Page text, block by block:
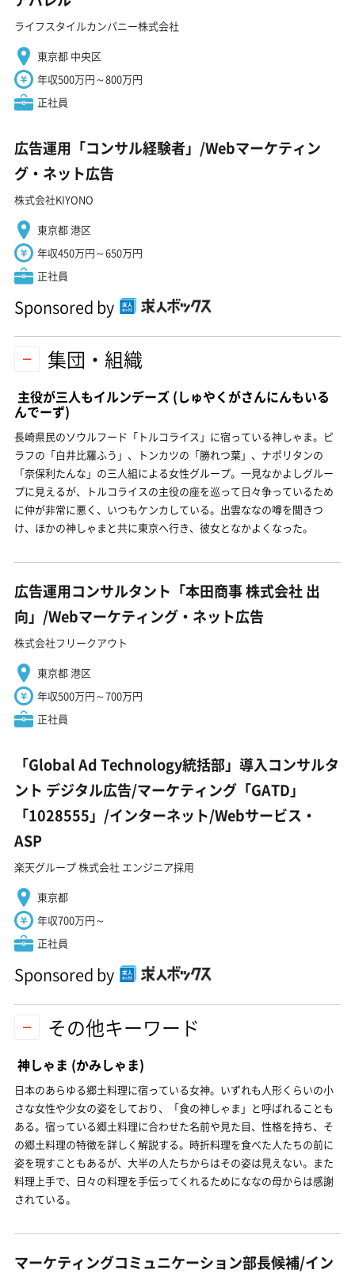
ライフスタイルカンパニー株式会社
東京都 中央区
年収500万円～800万円
正社員
広告運用「コンサル経験者」/Webマーケティン
グ・ネット広告
株式会社KIYONO
東京都 港区
年収450万円～650万円
正社員
Sponsored by
集団・組織
主役が三人もイルンデーズ (しゅやくがさんにんもいる
んでーず)
長崎県民のソウルフード「トルコライス」に宿っている神しゃま。ピ
ラフの「白井比羅ふう」、トンカツの「勝れつ葉」、ナポリタンの
「奈保利たんな」の三人組による女性グループ。一見なかよしグルー
プに見えるが、トルコライスの主役の座を巡って日々争っているため
に仲が非常に悪く、いつもケンカしている。出雲ななの噂を聞きつ
け、ほかの神しゃまと共に東京へ行き、彼女となかよくなった。
広告運用コンサルタント「本田商事 株式会社 出
向」/Webマーケティング・ネット広告
株式会社フリークアウト
東京都 港区
年収500万円～700万円
正社員
「Global Ad Technology統括部」導入コンサルタ
ント デジタル広告/マーケティング「GATD」
「1028555」/インターネット/Webサービス・
ASP
楽天グループ 株式会社 エンジニア採用
東京都
年収700万円～
正社員
Sponsored by
その他キーワード
神しゃま (かみしゃま)
日本のあらゆる郷土料理に宿っている女神。いずれも人形くらいの小
さな女性や少女の姿をしており、「食の神しゃま」と呼ばれることも
ある。宿っている郷土料理に合わせた名前や見た目、性格を持ち、そ
の郷土料理の特徴を詳しく解説する。時折料理を食べた人たちの前に
姿を現すこともあるが、大半の人たちからはその姿は見えない。また
料理上手で、日々の料理を手伝ってくれるためにななの母からは感謝
されている。
マーケティングコミュニケーション部長候補/イン